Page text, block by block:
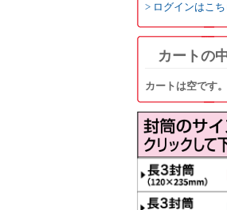
ログインはこち
カートの
カートは空です。